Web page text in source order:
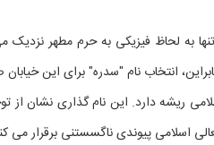
تنها به لحاظ فیزیکی به حرم مطهر
انتخاب نام "سدره" برای این
ریشه دارد. این نام گذاری نشان از
اسلامی پیوندی ناگسستنی برقرار می